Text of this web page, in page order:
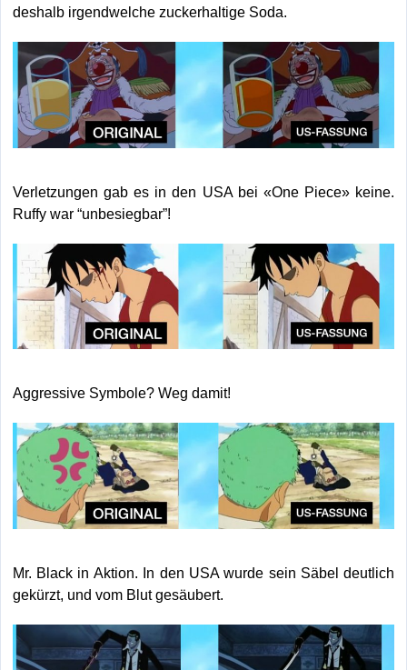
deshalb irgendwelche zuckerhaltige Soda.
Verletzungen gab es in den USA bei «One Piece» keine.
Ruffy war “unbesiegbar”!
Aggressive Symbole? Weg damit!
Mr. Black in Aktion. In den USA wurde sein Säbel deutlich
gekürzt, und vom Blut gesäubert.